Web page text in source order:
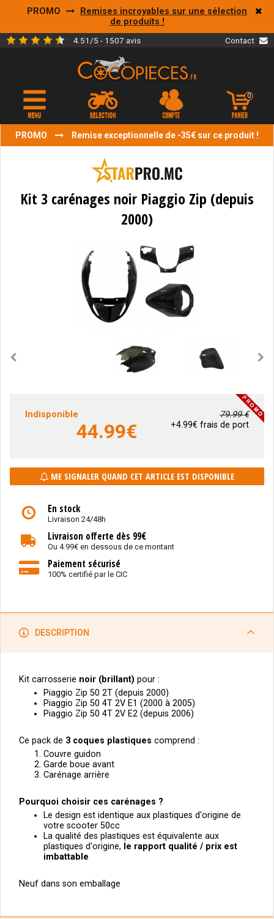
PROMO
Remises incroyables sur une sélection
de produits !
4.51/5 - 1507 avis Contact
0
PROMO Remise exceptionnelle de -35€ sur ce produit !
Kit 3 carénages noir Piaggio Zip (depuis
2000)
Indisponible 79.99 €
44.99€ +4.99€ frais de port
ME SIGNALER QUAND CET ARTICLE EST DISPONIBLE
En stock
Livraison 24/48h
Livraison offerte dès 99€
Ou 4.99€ en dessous de ce montant
Paiement sécurisé
100% certifié par le CIC
DESCRIPTION
Kit carrosserie noir (brillant) pour :
Piaggio Zip 50 2T (depuis 2000)
Piaggio Zip 50 4T 2V E1 (2000 à 2005)
Piaggio Zip 50 4T 2V E2 (depuis 2006)
Ce pack de 3 coques plastiques comprend :
Couvre guidon
Garde boue avant
Carénage arrière
Pourquoi choisir ces carénages ?
Le design est identique aux plastiques d'origine de
votre scooter 50cc
La qualité des plastiques est équivalente aux
plastiques d'origine, le rapport qualité / prix est
imbattable
Neuf dans son emballage